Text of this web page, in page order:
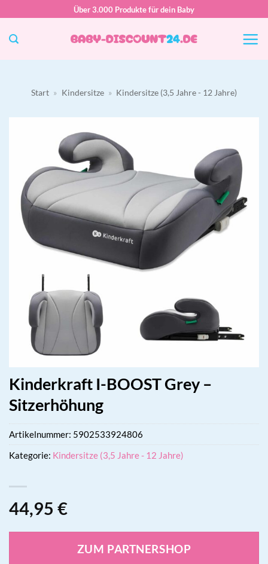
springen
Über 3.000 Produkte für dein Baby
Start » Kindersitze » Kindersitze (3,5 Jahre - 12 Jahre)
Kinderkraft I-BOOST Grey –
Sitzerhöhung
44,95 €
ZUM PARTNERSHOP
Artikelnummer: 5902533924806
Kategorie: Kindersitze (3,5 Jahre - 12 Jahre)